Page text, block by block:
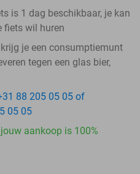
is 1 dag beschikbaar, je kan
fiets wil huren
je een consumptiemunt
tegen een glas bier,
88 205 05 05 of
05 05
aankoop is 100%